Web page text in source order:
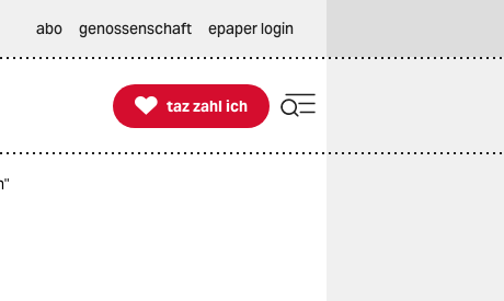
abo genossenschaft epaper login

taz zahl ich
taz zahl ich